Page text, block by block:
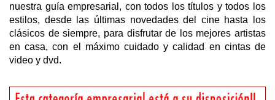
nuestra guía empresarial, con todos los títulos y todos los
estilos, desde las últimas novedades del cine hasta los
clásicos de siempre, para disfrutar de los mejores artistas
en casa, con el máximo cuidado y calidad en cintas de
video y dvd.